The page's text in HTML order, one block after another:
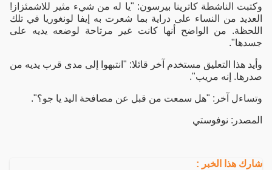
وكتبت الناشطة كاترينا بيرسون: "يا له من شيء مثير للاشمئزاز!
العديد من النساء على دراية بما شعرت به إيفا لونغوريا في تلك
اللحظة. من الواضح أنها كانت غير مرتاحة لوضعه يديه على
جسدها".
وأيد هذا التعليق مستخدم آخر قائلا: "انتبهوا إلى مدى قرب يديه من
صدرها. إنه مريب".
وتساءل آخر: "هل سمعت من قبل عن مصافحة اليد يا جو؟".
المصدر: نوفوستي
شارك هذا الخبر :